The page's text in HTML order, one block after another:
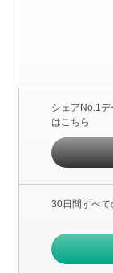
シェアNo.1
はこちら
30日間すべ